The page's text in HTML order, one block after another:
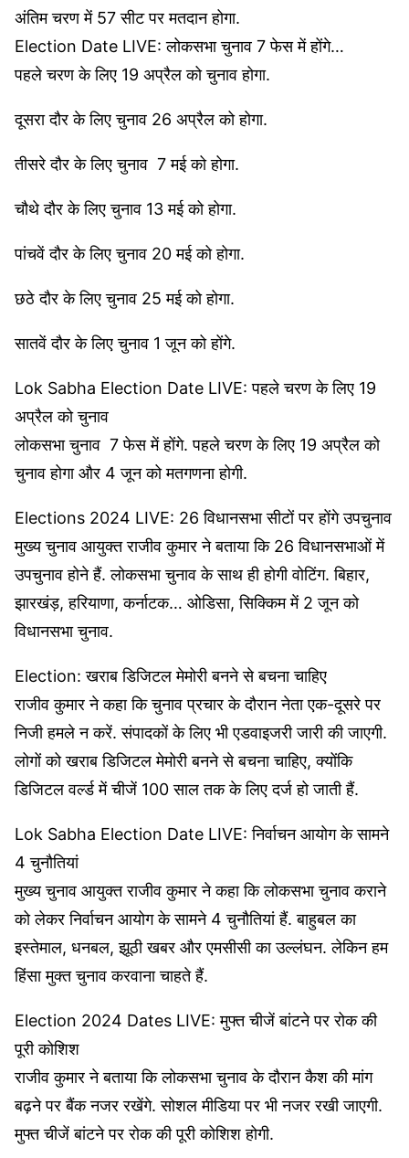
अंतिम चरण में 57 सीट पर मतदान होगा.
Election Date LIVE: लोकसभा चुनाव 7 फेस में होंगे…
पहले चरण के लिए 19 अप्रैल को चुनाव होगा.
दूसरा दौर के लिए चुनाव 26 अप्रैल को होगा.
तीसरे दौर के लिए चुनाव 7 मई को होगा.
चौथे दौर के लिए चुनाव 13 मई को होगा.
पांचवें दौर के लिए चुनाव 20 मई को होगा.
छठे दौर के लिए चुनाव 25 मई को होगा.
सातवें दौर के लिए चुनाव 1 जून को होंगे.
Lok Sabha Election Date LIVE: पहले चरण के लिए 19
अप्रैल को चुनाव
लोकसभा चुनाव 7 फेस में होंगे. पहले चरण के लिए 19 अप्रैल को
चुनाव होगा और 4 जून को मतगणना होगी.
Elections 2024 LIVE: 26 विधानसभा सीटों पर होंगे उपचुनाव
मुख्य चुनाव आयुक्त राजीव कुमार ने बताया कि 26 विधानसभाओं में
उपचुनाव होने हैं. लोकसभा चुनाव के साथ ही होगी वोटिंग. बिहार,
झारखंड़, हरियाणा, कर्नाटक… ओडिसा, सिक्किम में 2 जून को
विधानसभा चुनाव.
Election: खराब डिजिटल मेमोरी बनने से बचना चाहिए
राजीव कुमार ने कहा कि चुनाव प्रचार के दौरान नेता एक-दूसरे पर
निजी हमले न करें. संपादकों के लिए भी एडवाइजरी जारी की जाएगी.
लोगों को खराब डिजिटल मेमोरी बनने से बचना चाहिए, क्‍योंकि
डिजिटल वर्ल्‍ड में चीजें 100 साल तक के लिए दर्ज हो जाती हैं.
Lok Sabha Election Date LIVE: निर्वाचन आयोग के सामने
4 चुनौतियां
मुख्य चुनाव आयुक्त राजीव कुमार ने कहा कि लोकसभा चुनाव कराने
को लेकर निर्वाचन आयोग के सामने 4 चुनौतियां हैं. बाहुबल का
इस्तेमाल, धनबल, झूठी खबर और एमसीसी का उल्लंघन. लेकिन हम
हिंसा मुक्त चुनाव करवाना चाहते हैं.
Election 2024 Dates LIVE: मुफ्त चीजें बांटने पर रोक की
पूरी कोशिश
राजीव कुमार ने बताया कि लोकसभा चुनाव के दौरान कैश की मांग
बढ़ने पर बैंक नजर रखेंगे. सोशल मीडिया पर भी नजर रखी जाएगी.
मुफ्त चीजें बांटने पर रोक की पूरी कोशिश होगी.